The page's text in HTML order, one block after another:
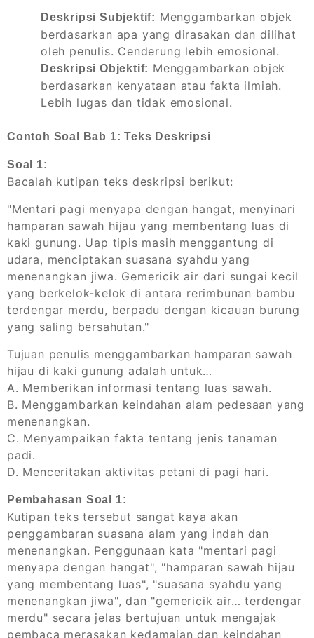
Deskripsi Subjektif: Menggambarkan objek
berdasarkan apa yang dirasakan dan dilihat
oleh penulis. Cenderung lebih emosional.
Deskripsi Objektif: Menggambarkan objek
berdasarkan kenyataan atau fakta ilmiah.
Lebih lugas dan tidak emosional.
Contoh Soal Bab 1: Teks Deskripsi
Soal 1:
Bacalah kutipan teks deskripsi berikut:
"Mentari pagi menyapa dengan hangat, menyinari
hamparan sawah hijau yang membentang luas di
kaki gunung. Uap tipis masih menggantung di
udara, menciptakan suasana syahdu yang
menenangkan jiwa. Gemericik air dari sungai kecil
yang berkelok-kelok di antara rerimbunan bambu
terdengar merdu, berpadu dengan kicauan burung
yang saling bersahutan."
Tujuan penulis menggambarkan hamparan sawah
hijau di kaki gunung adalah untuk…
A. Memberikan informasi tentang luas sawah.
B. Menggambarkan keindahan alam pedesaan yang
menenangkan.
C. Menyampaikan fakta tentang jenis tanaman
padi.
D. Menceritakan aktivitas petani di pagi hari.
Pembahasan Soal 1:
Kutipan teks tersebut sangat kaya akan
penggambaran suasana alam yang indah dan
menenangkan. Penggunaan kata "mentari pagi
menyapa dengan hangat", "hamparan sawah hijau
yang membentang luas", "suasana syahdu yang
menenangkan jiwa", dan "gemericik air… terdengar
merdu" secara jelas bertujuan untuk mengajak
pembaca merasakan kedamaian dan keindahan